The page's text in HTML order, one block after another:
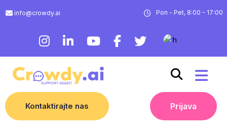
info@crowdy.ai Pon - Pet, 8:00 - 17:00
Kontaktirajte nas Prijava